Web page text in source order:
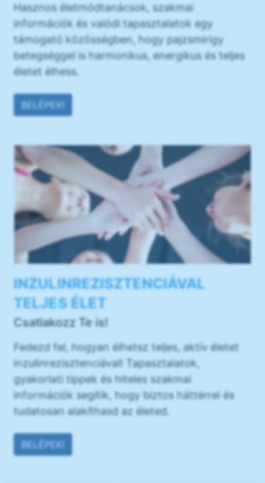
Hasznos életmódtanácsok, szakmai
információk és valódi tapasztalatok egy
támogató közösségben, hogy pajzsmirigy
betegséggel is harmonikus, energikus és teljes
életet élhess.
BELÉPEK!
INZULINREZISZTENCIÁVAL
TELJES ÉLET
Csatlakozz Te is!
Fedezd fel, hogyan élhetsz teljes, aktív életet
inzulinrezisztenciával! Tapasztalatok,
gyakorlati tippek és hiteles szakmai
információk segítik, hogy biztos háttérrel és
tudatosan alakíthasd az életed.
BELÉPEK!